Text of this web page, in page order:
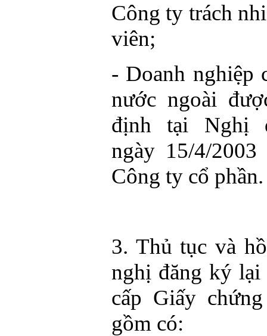
Công ty trách
viên;
- Doanh nghiệp
nước ngoài
định tại Nghị
ngày 15/4/
Công ty cổ phần.
3. Thủ tục và
nghị đăng ký lại
cấp Giấy
gồm có: